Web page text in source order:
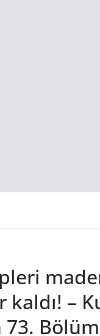
kaldı! –
73. Bölüm